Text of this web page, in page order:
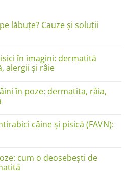
lăbuțe? Cauze și soluții
în imagini: dermatită
alergii și râie
în poze: dermatita, râia,
câine și pisică (FAVN):
cum o deosebești de